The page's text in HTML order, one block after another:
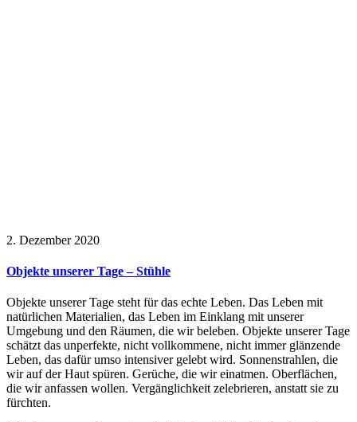
2. Dezember 2020
Objekte unserer Tage – Stühle
Objekte unserer Tage steht für das echte Leben. Das Leben mit
natürlichen Materialien, das Leben im Einklang mit unserer
Umgebung und den Räumen, die wir beleben. Objekte unserer Tage
schätzt das unperfekte, nicht vollkommene, nicht immer glänzende
Leben, das dafür umso intensiver gelebt wird. Sonnenstrahlen, die
wir auf der Haut spüren. Gerüche, die wir einatmen. Oberflächen,
die wir anfassen wollen. Vergänglichkeit zelebrieren, anstatt sie zu
fürchten.